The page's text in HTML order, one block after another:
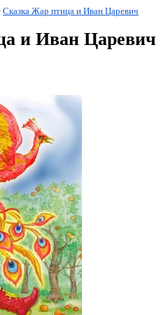
Сказка Жар птица и Иван Царевич
и Иван Царевич